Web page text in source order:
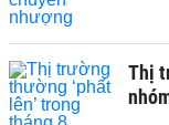
Thị